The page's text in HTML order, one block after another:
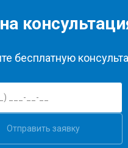
бесплатную
Отправить заявку